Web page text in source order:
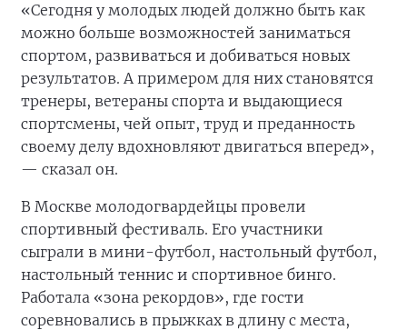
«Сегодня у молодых людей должно быть как
можно больше возможностей заниматься
спортом, развиваться и добиваться новых
результатов. А примером для них становятся
тренеры, ветераны спорта и выдающиеся
спортсмены, чей опыт, труд и преданность
своему делу вдохновляют двигаться вперед»,
— сказал он.
В Москве молодогвардейцы провели
спортивный фестиваль. Его участники
сыграли в мини-футбол, настольный футбол,
настольный теннис и спортивное бинго.
Работала «зона рекордов», где гости
соревновались в прыжках в длину с места,